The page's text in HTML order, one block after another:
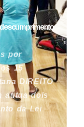
por
15
DIREITO
autua dois
da Lei